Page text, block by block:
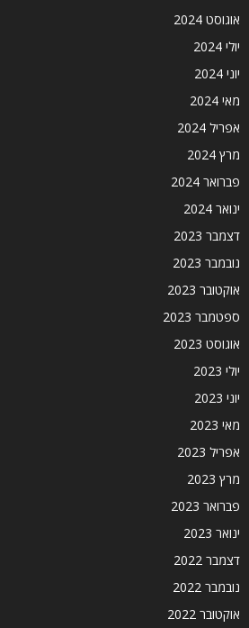
אוגוסט 2024
יולי 2024
יוני 2024
מאי 2024
אפריל 2024
מרץ 2024
פברואר 2024
ינואר 2024
דצמבר 2023
נובמבר 2023
אוקטובר 2023
ספטמבר 2023
אוגוסט 2023
יולי 2023
יוני 2023
מאי 2023
אפריל 2023
מרץ 2023
פברואר 2023
ינואר 2023
דצמבר 2022
נובמבר 2022
אוקטובר 2022